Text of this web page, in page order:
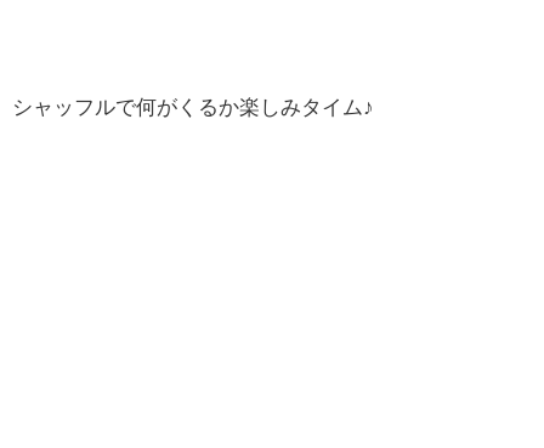
シャッフルで何がくるか楽しみタイム♪